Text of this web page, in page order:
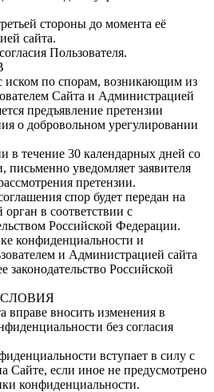
стороны до момента её
сайта.
Пользователя.
иском по спорам, возникающим из
Сайта и Администрацией
предъявление претензии
о добровольном урегулировании
в течение 30 календарных дней со
письменно уведомляет заявителя
претензии.
спор будет передан на
в соответствии с
Российской Федерации.
конфиденциальности и
и Администрацией сайта
законодательство Российской
вправе вносить изменения в
без согласия
вступает в силу с
Сайте, если иное не предусмотрено
конфиденциальности.